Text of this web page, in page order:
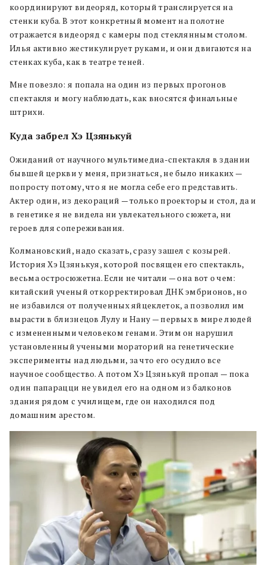
координируют видеоряд, который транслируется на
стенки куба. В этот конкретный момент на полотне
отражается видеоряд с камеры под стеклянным столом.
Илья активно жестикулирует руками, и они двигаются на
стенках куба, как в театре теней.
Мне повезло: я попала на один из первых прогонов
спектакля и могу наблюдать, как вносятся финальные
штрихи.
Куда забрел Хэ Цзянькуй
Ожиданий от научного мультимедиа-спектакля в здании
бывшей церкви у меня, признаться, не было никаких —
попросту потому, что я не могла себе его представить.
Актер один, из декораций — только проекторы и стол, да и
в генетике я не видела ни увлекательного сюжета, ни
героев для сопереживания.
Колмановский, надо сказать, сразу зашел с козырей.
История Хэ Цзянькуя, которой посвящен его спектакль,
весьма остросюжетна. Если не читали — она вот о чем:
китайский ученый откорректировал ДНК эмбрионов, но
не избавился от полученных яйцеклеток, а позволил им
вырасти в близнецов Лулу и Нану — первых в мире людей
с измененными человеком генами. Этим он нарушил
установленный учеными мораторий на генетические
эксперименты над людьми, за что его осудило все
научное сообщество. А потом Хэ Цзянькуй пропал — пока
один папарацци не увидел его на одном из балконов
здания рядом с училищем, где он находился под
домашним арестом.